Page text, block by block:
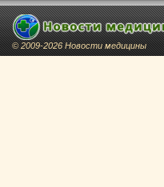
© 2009-2026 Новости медицины